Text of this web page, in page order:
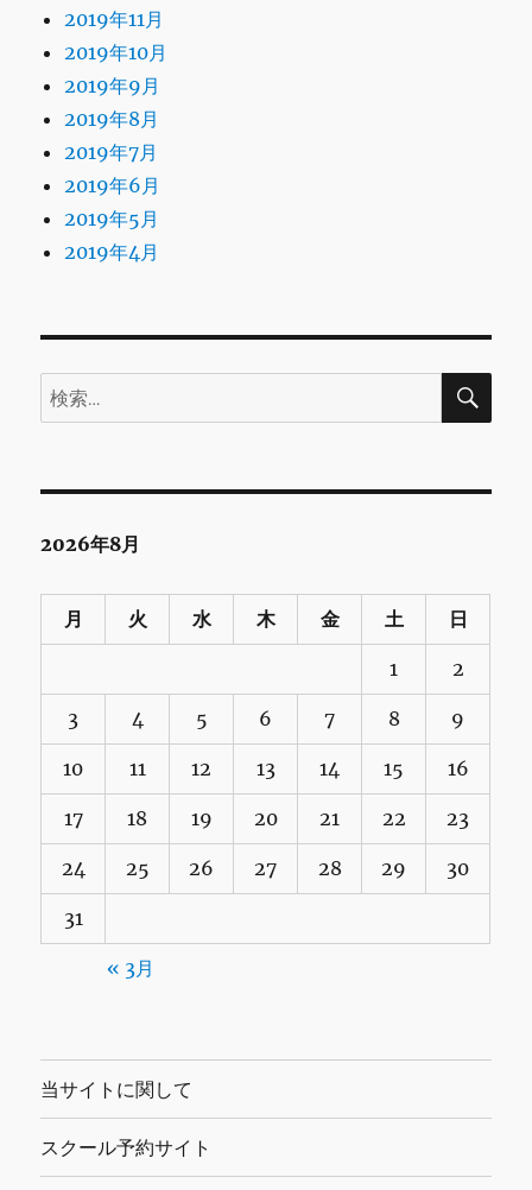
2019年11月
2019年10月
2019年9月
2019年8月
2019年7月
2019年6月
2019年5月
2019年4月
検
索:
検
2026年8月
月 火 水 木 金 土 日
1 2
3 4 5 6 7 8 9
10 11 12 13 14 15 16
17 18 19 20 21 22 23
24 25 26 27 28 29 30
31
« 3月
当サイトに関して
スクール予約サイト